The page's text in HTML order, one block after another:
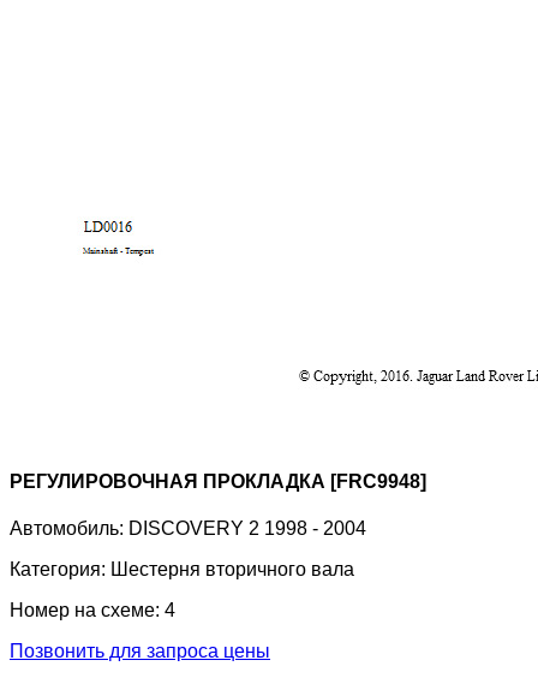
РЕГУЛИРОВОЧНАЯ ПРОКЛАДКА [FRC9948]
Автомобиль: DISCOVERY 2 1998 - 2004
Категория: Шестерня вторичного вала
Номер на схеме: 4
Позвонить для запроса цены